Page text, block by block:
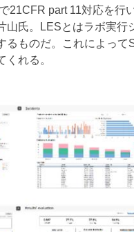
21CFR part 11対応を
山氏。LESとはラボ実
るものだ。これによっ
れる。